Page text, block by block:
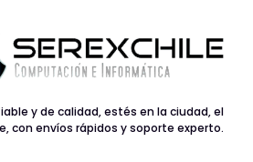
y de calidad, estés en la ciudad, el
con envíos rápidos y soporte experto.